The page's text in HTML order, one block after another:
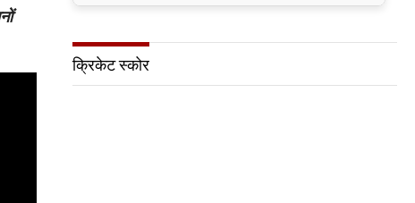
● छिंदवाड़ा को औद्योगिक हब बनाने की दिशा में तेज होंगे प्रयास :
मुख्यमंत्री डॉ. यादव
क्रिकेट स्कोर